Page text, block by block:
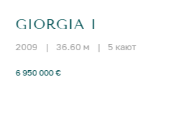
GIORGIA I
2009 | 36.60 м | 5 кают
6 950 000 €